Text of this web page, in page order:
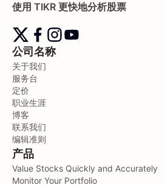
使用 TIKR 更快地分析股票
公司名称
关于我们
服务台
定价
职业生涯
博客
联系我们
编辑准则
产品
Value Stocks Quickly and Accurately
Monitor Your Portfolio